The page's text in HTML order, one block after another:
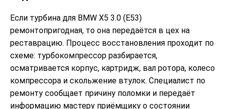
Если турбина для BMW X5 3.0 (E53)
ремонтопригодная, то она передаётся в цех на
реставрацию. Процесс восстановления проходит по
схеме: турбокомпрессор разбирается,
осматривается корпус, картридж, вал ротора, колесо
компрессора и скольжение втулок. Специалист по
ремонту сообщает причину поломки и передаёт
информацию мастеру приёмщику о состоянии